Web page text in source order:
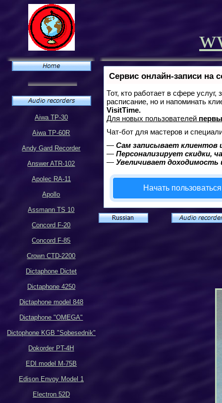
Aiwa TP-30
Aiwa TP-60R
Andy Gard Recorder
Answer ATR-102
Apolec RA-11
Apollo
Assmann TS 10
Concord F-20
Concord F-85
Crown CTD-2200
Dictaphone Dictet
Dictaphone 4250
Dictaphone model 848
Dictaphone "OMEGA"
Dictophone KGB "Sobesednik"
Dokorder PT-4H
EDI model M-75B
Edison Envoy Model 1
Electron 52D
Сервис онлайн-записи на
Тот, кто работает в сфере
расписание, но и напоминать
VisitTime.
Для новых пользователей
Чат-бот для мастеров и
— Сам записывает клиентов
— Персонализирует скидки,
— Увеличивает
Начать